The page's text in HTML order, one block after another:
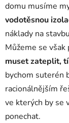
domu musíme
vodotěsnou
náklady na
Můžeme se však
muset zateplit,
bychom suterén
racionálnějším
ve kterých by se
ponechat.